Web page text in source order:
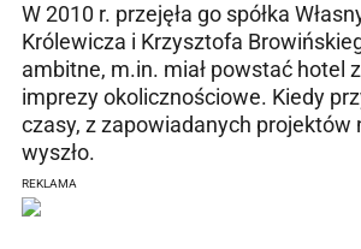
W 2010 r. przejęła go spółka
Królewicza i Krzysztofa
ambitne, m.in. miał powstać hotel
imprezy okolicznościowe. Kiedy
czasy, z zapowiadanych projektów
wyszło.
REKLAMA